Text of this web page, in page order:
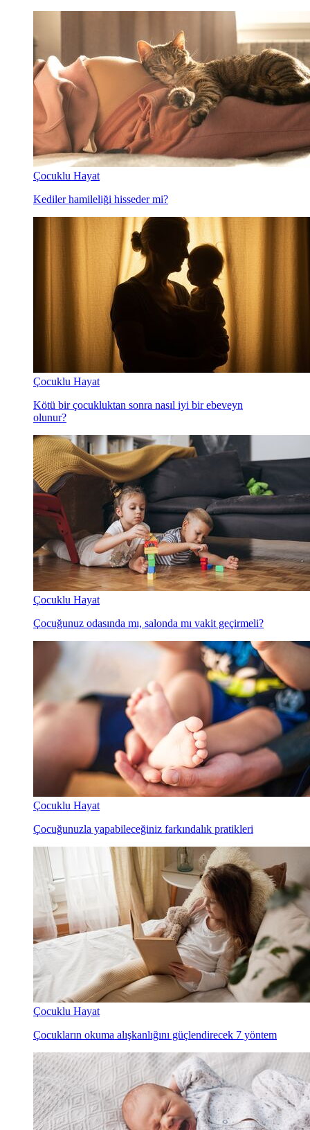
Çocuklu Hayat
Kediler hamileliği hisseder mi?
Çocuklu Hayat
Kötü bir çocukluktan sonra nasıl iyi bir ebeveyn
olunur?
Çocuklu Hayat
Çocuğunuz odasında mı, salonda mı vakit geçirmeli?
Çocuklu Hayat
Çocuğunuzla yapabileceğiniz farkındalık pratikleri
Çocuklu Hayat
Çocukların okuma alışkanlığını güçlendirecek 7 yöntem